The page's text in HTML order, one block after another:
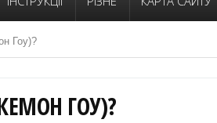
Гоу)?
ГОУ)?